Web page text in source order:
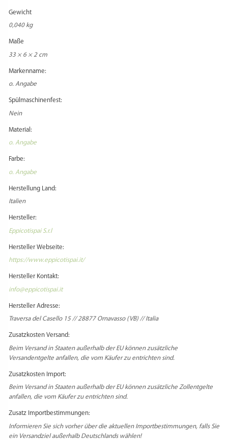
Gewicht
0,040 kg
Maße
33 × 6 × 2 cm
Markenname:
o. Angabe
Spülmaschinenfest:
Nein
Material:
o. Angabe
Farbe:
o. Angabe
Herstellung Land:
Italien
Hersteller:
Eppicotispai S.r.l
Hersteller Webseite:
https://www.eppicotispai.it/
Hersteller Kontakt:
info@eppicotispai.it
Hersteller Adresse:
Traversa del Casello 15 // 28877 Ornavasso (VB) // Italia
Zusatzkosten Versand:
Beim Versand in Staaten außerhalb der EU können zusätzliche
Versandentgelte anfallen, die vom Käufer zu entrichten sind.
Zusatzkosten Import:
Beim Versand in Staaten außerhalb der EU können zusätzliche Zollentgelte
anfallen, die vom Käufer zu entrichten sind.
Zusatz Importbestimmungen:
Informieren Sie sich vorher über die aktuellen Importbestimmungen, falls Sie
ein Versandziel außerhalb Deutschlands wählen!